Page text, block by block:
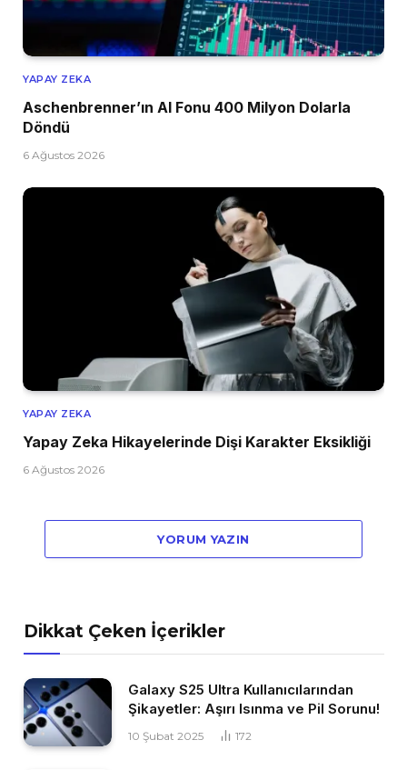
YAPAY ZEKA
Aschenbrenner’ın AI Fonu 400 Milyon Dolarla
Döndü
6 Ağustos 2026
YAPAY ZEKA
Yapay Zeka Hikayelerinde Dişi Karakter Eksikliği
6 Ağustos 2026
YORUM YAZIN
Dikkat Çeken İçerikler
Galaxy S25 Ultra Kullanıcılarından
Şikayetler: Aşırı Isınma ve Pil Sorunu!
10 Şubat 2025 172